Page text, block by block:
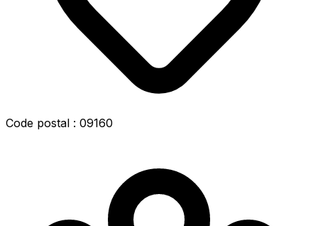
Code postal : 09160